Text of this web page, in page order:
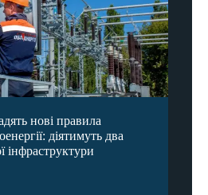
нові правила
діятимуть два
інфраструктури